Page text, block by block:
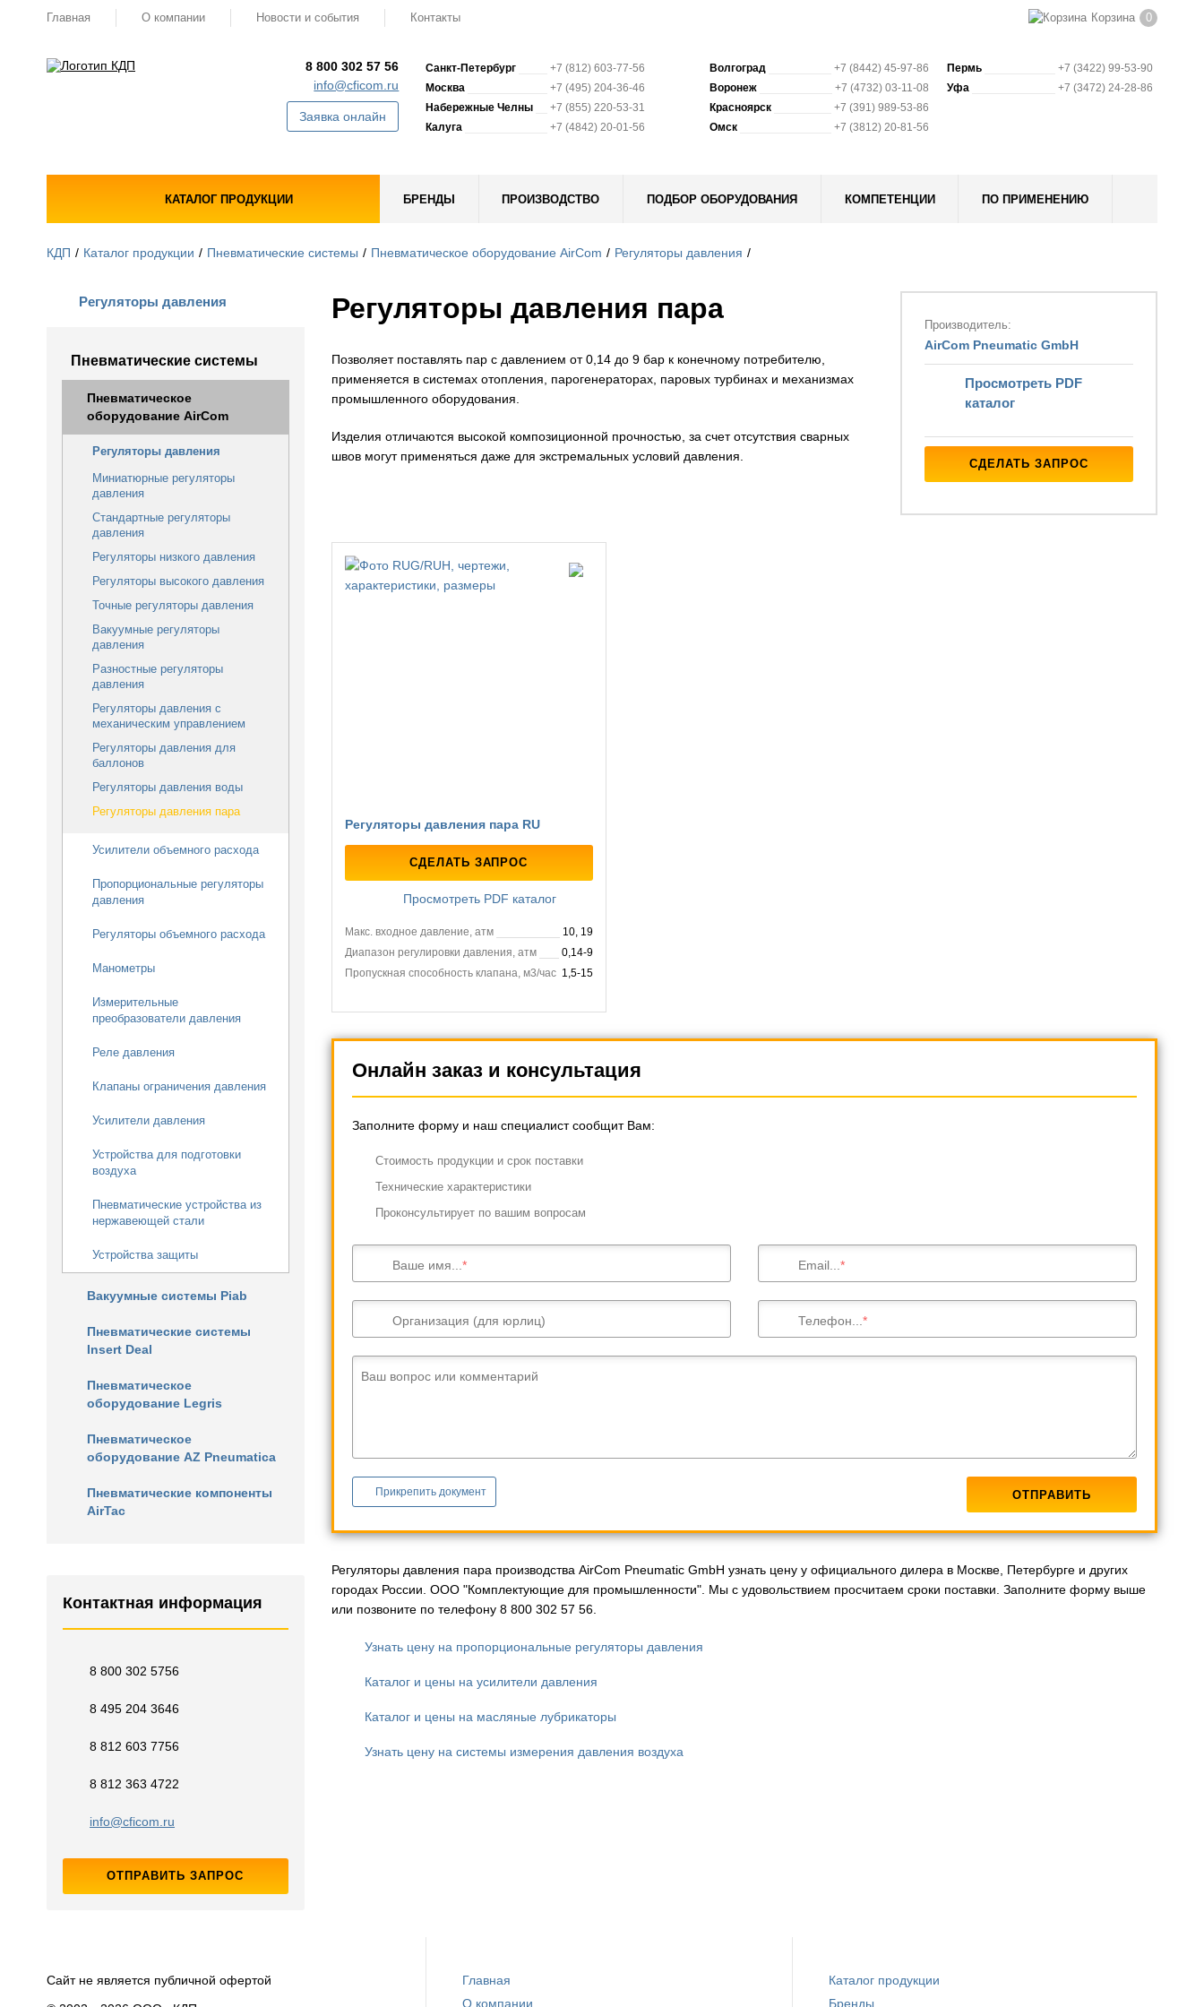
Главная О компании Новости и события Контакты Корзина 0
8 800 302 57 56
info@cficom.ru
Заявка онлайн
Санкт-Петербург
+7 (812) 603-77-56
Москва
+7 (495) 204-36-46
Набережные Челны
+7 (855) 220-53-31
Калуга
+7 (4842) 20-01-56
Волгоград
+7 (8442) 45-97-86
Воронеж
+7 (4732) 03-11-08
Красноярск
+7 (391) 989-53-86
Омск
+7 (3812) 20-81-56
Пермь
+7 (3422) 99-53-90
Уфа
+7 (3472) 24-28-86
КАТАЛОГ ПРОДУКЦИИ БРЕНДЫ ПРОИЗВОДСТВО ПОДБОР ОБОРУДОВАНИЯ КОМПЕТЕНЦИИ ПО ПРИМЕНЕНИЮ
КДП Каталог продукции Пневматические системы Пневматическое оборудование AirCom Регуляторы давления
Регуляторы давления
Пневматические системы
Пневматическое
оборудование AirCom
Регуляторы давления
Миниатюрные регуляторы
давления
Стандартные регуляторы
давления
Регуляторы низкого давления
Регуляторы высокого давления
Точные регуляторы давления
Вакуумные регуляторы
давления
Разностные регуляторы
давления
Регуляторы давления с
механическим управлением
Регуляторы давления для
баллонов
Регуляторы давления воды
Регуляторы давления пара
Усилители объемного расхода
Пропорциональные регуляторы
давления
Регуляторы объемного расхода
Манометры
Измерительные
преобразователи давления
Реле давления
Клапаны ограничения давления
Усилители давления
Устройства для подготовки
воздуха
Пневматические устройства из
нержавеющей стали
Устройства защиты
Вакуумные системы Piab
Пневматические системы
Insert Deal
Пневматическое
оборудование Legris
Пневматическое
оборудование AZ Pneumatica
Пневматические компоненты
AirTac
Контактная информация
8 800 302 5756
8 495 204 3646
8 812 603 7756
8 812 363 4722
info@cficom.ru
ОТПРАВИТЬ ЗАПРОС
Регуляторы давления пара
Позволяет поставлять пар с давлением от 0,14 до 9 бар к конечному потребителю,
применяется в системах отопления, парогенераторах, паровых турбинах и механизмах
промышленного оборудования.
Изделия отличаются высокой композиционной прочностью, за счет отсутствия сварных
швов могут применяться даже для экстремальных условий давления.
Производитель:
AirCom Pneumatic GmbH
Просмотреть PDF
каталог
СДЕЛАТЬ ЗАПРОС
Регуляторы давления пара RU
СДЕЛАТЬ ЗАПРОС
Просмотреть PDF каталог
Макс. входное давление, атм
10, 19
Диапазон регулировки давления, атм
0,14-9
Пропускная способность клапана, м3/час 1,5-15
Онлайн заказ и консультация
Заполните форму и наш специалист сообщит Вам:
Cтоимость продукции и срок поставки
Технические характеристики
Проконсультирует по вашим вопросам
Ваше имя... Email...
Организация (для юрлиц) Телефон...
Ваш вопрос или комментарий
Прикрепить документ
Регуляторы давления пара производства AirCom Pneumatic GmbH узнать цену у официального дилера в Москве, Петербурге и других
городах России. ООО "Комплектующие для промышленности". Мы с удовольствием просчитаем сроки поставки. Заполните форму выше
или позвоните по телефону 8 800 302 57 56.
Узнать цену на пропорциональные регуляторы давления
Каталог и цены на усилители давления
Каталог и цены на масляные лубрикаторы
Узнать цену на системы измерения давления воздуха
Сайт не является публичной офертой
Главная
О компании
Каталог продукции
Бренды